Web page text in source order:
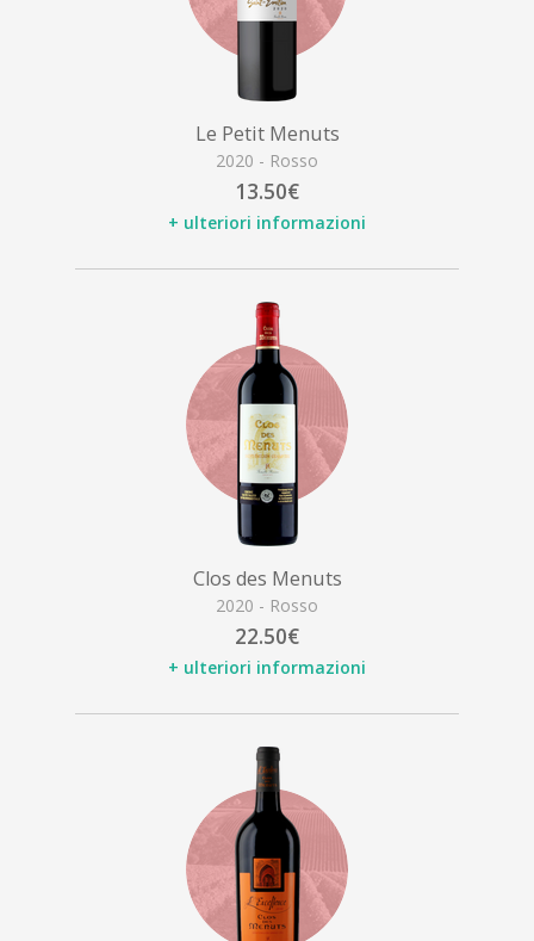
Le Petit Menuts
2020 - Rosso
13.50€
+ ulteriori informazioni
Clos des Menuts
2020 - Rosso
22.50€
+ ulteriori informazioni